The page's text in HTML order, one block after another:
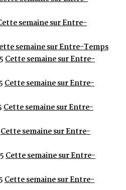
semaine sur Entre-
semaine sur Entre-Temps
Cette semaine sur Entre-
Cette semaine sur Entre-
Cette semaine sur Entre-
Cette semaine sur Entre-
Cette semaine sur Entre-
Cette semaine sur Entre-